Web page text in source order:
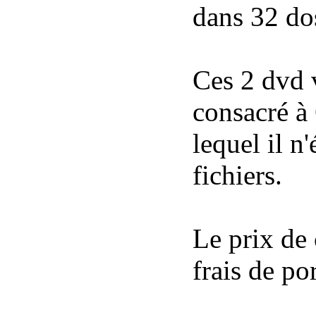
dans 32
Ces 2
consacré
lequel il
fichiers.
Le prix de
frais de